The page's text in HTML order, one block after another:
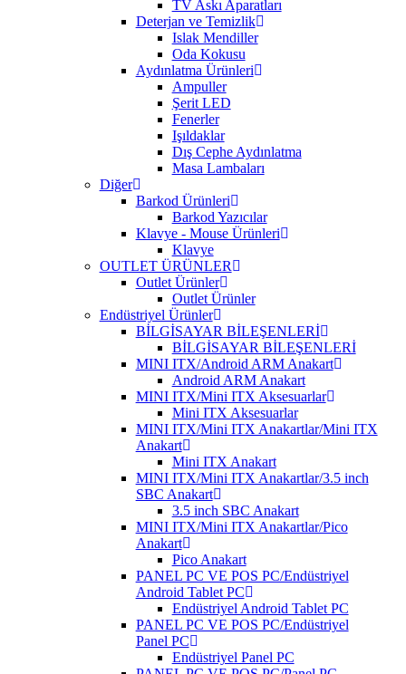
TV Askı Aparatları
Deterjan ve Temizlik
Islak Mendiller
Oda Kokusu
Aydınlatma Ürünleri
Ampuller
Şerit LED
Fenerler
Işıldaklar
Dış Cephe Aydınlatma
Masa Lambaları
Diğer
Barkod Ürünleri
Barkod Yazıcılar
Klavye - Mouse Ürünleri
Klavye
OUTLET ÜRÜNLER
Outlet Ürünler
Outlet Ürünler
Endüstriyel Ürünler
BİLGİSAYAR BİLEŞENLERİ
BİLGİSAYAR BİLEŞENLERİ
MINI ITX/Android ARM Anakart
Android ARM Anakart
MINI ITX/Mini ITX Aksesuarlar
Mini ITX Aksesuarlar
MINI ITX/Mini ITX Anakartlar/Mini ITX
Anakart
Mini ITX Anakart
MINI ITX/Mini ITX Anakartlar/3.5 inch
SBC Anakart
3.5 inch SBC Anakart
MINI ITX/Mini ITX Anakartlar/Pico
Anakart
Pico Anakart
PANEL PC VE POS PC/Endüstriyel
Android Tablet PC
Endüstriyel Android Tablet PC
PANEL PC VE POS PC/Endüstriyel
Panel PC
Endüstriyel Panel PC